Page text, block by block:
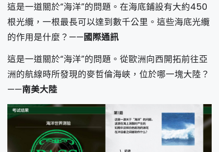
這是一道關於“海洋”的問題。在海底鋪設有大約450
根光纜，一根最長可以達到數千公里。這些海底光纜
的作用是什麼？——國際通訊
這是一道關於“海洋”的問題。從歐洲向西開拓前往亞
洲的航線時所發現的麥哲倫海峽，位於哪一塊大陸？
——南美大陸